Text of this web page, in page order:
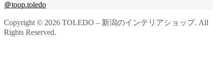
＠toop.toledo
Copyright © 2026 TOLEDO – 新潟のインテリアショップ. All
Rights Reserved.